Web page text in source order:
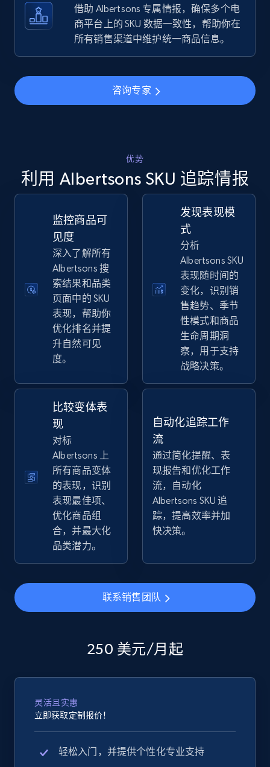
URL, Title, Available, Description, Currency, Initial
price, Final price, Discount percent, and more.
2.5K+ 378+ 立即开始
URL, Product id, Title, Seller name, Seller rating,
Seller reviews, Breadcrumbs, Root category, and
more.
2.5K+ 359+ 立即开始
eBay - Gather data on products using
specified keywords
URL, Product id, Title, Seller name, Seller rating,
Seller reviews, Breadcrumbs, Root category, and
2.5K+ 359+ 立即开始
eBay - Collect products from shops on eBay
URL, Product id, Title, Seller name, Seller rating,
359+
URL, Product id, Title, Seller name, Seller rating,
more.
借助 Albertsons 专属情报，确保多个电
商平台上的 SKU 数据一致性，帮助你在
所有销售渠道中维护统一商品信息。
咨询专家
优势
利用 Albertsons SKU 追踪情报
监控商品可
见度
深入了解所有
Albertsons 搜
索结果和品类
页面中的 SKU
表现，帮助你
优化排名并提
升自然可见
度。
发现表现模
式
分析
Albertsons SKU
表现随时间的
变化，识别销
售趋势、季节
性模式和商品
生命周期洞
察，用于支持
战略决策。
比较变体表
现
对标
Albertsons 上
所有商品变体
的表现，识别
表现最佳项、
优化商品组
合，并最大化
品类潜力。
自动化追踪工作
流
通过简化提醒、表
现报告和优化工作
流，自动化
Albertsons SKU 追
踪，提高效率并加
快决策。
联系销售团队
250 美元/月起
灵活且实惠
立即获取定制报价！
轻松入门，并提供个性化专业支持